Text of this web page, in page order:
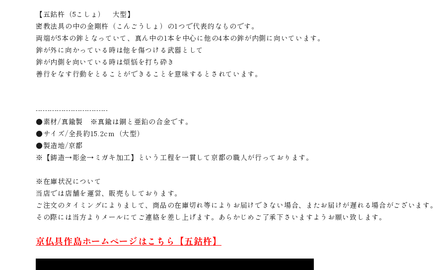
【五鈷杵（5こしょ） 大型】
密教法具の中の金剛杵（こんごうしょ）の1つで代表的なものです。
両端が5本の鉾となっていて、真ん中の1本を中心に他の4本の鉾が内側に向いています。
鉾が外に向かっている時は他を傷つける武器として
鉾が内側を向いている時は煩悩を打ち砕き
善行をなす行動をとることができることを意味するとされています。
-------------------------------
●素材/真鍮製 ※真鍮は銅と亜鉛の合金です。
●サイズ/全長約15.2cm（大型）
●製造地/京都
※【鋳造→彫金→ミガキ加工】という工程を一貫して京都の職人が行っております。
※在庫状況について
当店では店舗を運営、販売もしております。
ご注文のタイミングによりまして、商品の在庫切れ等によりお届けできない場合、またお届けが遅れる場合がございます。
その際には当方よりメールにてご連絡を差し上げます。あらかじめご了承下さいますようお願い致します。
京仏具作島ホームページはこちら【五鈷杵】